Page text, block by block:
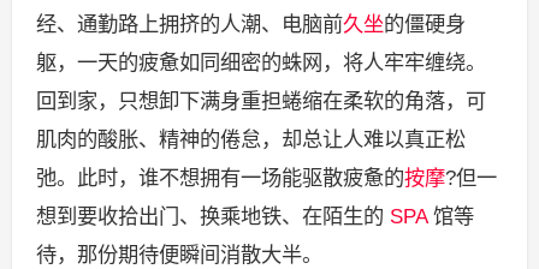
经、通勤路上拥挤的人潮、电脑前久坐的僵硬身
躯，一天的疲惫如同细密的蛛网，将人牢牢缠绕。
回到家，只想卸下满身重担蜷缩在柔软的角落，可
肌肉的酸胀、精神的倦怠，却总让人难以真正松
弛。此时，谁不想拥有一场能驱散疲惫的按摩?但一
想到要收拾出门、换乘地铁、在陌生的 SPA馆等
待，那份期待便瞬间消散大半。